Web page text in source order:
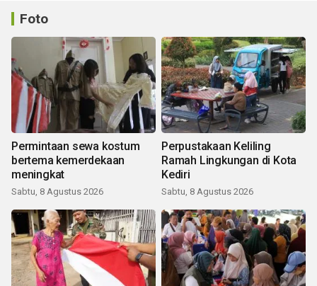
Foto
Permintaan sewa kostum
bertema kemerdekaan
meningkat
Sabtu, 8 Agustus 2026
Perpustakaan Keliling
Ramah Lingkungan di Kota
Kediri
Sabtu, 8 Agustus 2026